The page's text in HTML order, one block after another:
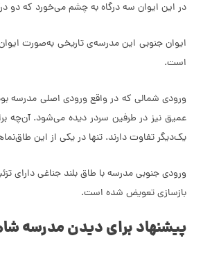
در این ایوان سه درگاه به چشم می‌خورد که دو
ایوان جنوبی این مدرسه‌ی تاریخی به‌صورت
است.
ورودی شمالی که در واقع ورودی اصلی مدرسه
عمیق نیز در طرفین سردر دیده می‌شود. آن‌چه
یک‌دیگر تفاوت دارند. تنها در یکی از این
ورودی جنوبی مدرسه با طاق بلند جناغی دارای
بازسازی تعویض شده است.
پیشنهاد برای دیدن مدرسه